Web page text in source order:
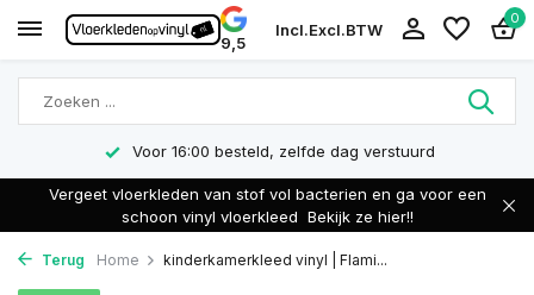
9,5
Incl.Excl.BTW
0
Voor 16:00 besteld, zelfde dag verstuurd
Vergeet vloerkleden van stof vol bacterien en ga voor een
schoon vinyl vloerkleed Bekijk ze hier!!
Terug Home kinderkamerkleed vinyl | Flami...